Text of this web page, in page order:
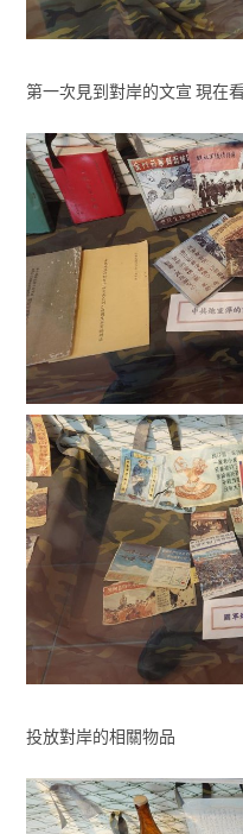
第一次見到對岸的文宣 現在
投放對岸的相關物品